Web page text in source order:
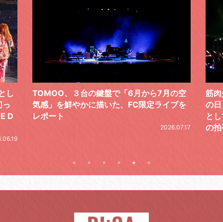
TOMOO、３台の鍵盤で「6月から7月の空
気感」を鮮やかに描いた、FC限定ライブを
レポート
2026.07.17
筋肉少女帯
の日」。今
として開
の拍手。秋